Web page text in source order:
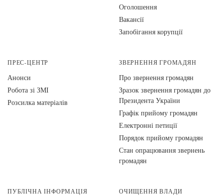
Оголошення
Вакансії
Запобігання корупції
ПРЕС-ЦЕНТР
Анонси
Робота зі ЗМІ
Розсилка матеріалів
ЗВЕРНЕННЯ ГРОМАДЯН
Про звернення громадян
Зразок звернення громадян до
Президента України
Графік прийому громадян
Електронні петиції
Порядок прийому громадян
Стан опрацювання звернень
громадян
ПУБЛІЧНА ІНФОРМАЦІЯ ОЧИЩЕННЯ ВЛАДИ